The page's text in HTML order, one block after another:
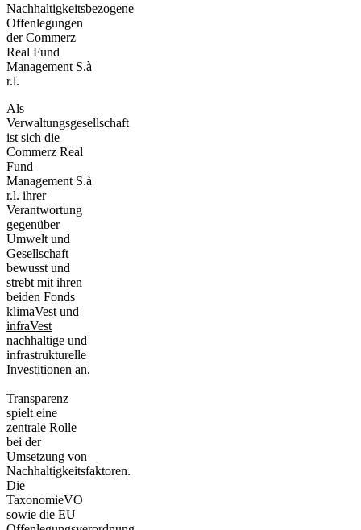
Nachhaltigkeitsbezogene
Offenlegungen
der Commerz
Real Fund
Management S.à
r.l.
Als
Verwaltungsgesellschaft
ist sich die
Commerz Real
Fund
Management S.à
r.l. ihrer
Verantwortung
gegenüber
Umwelt und
Gesellschaft
bewusst und
strebt mit ihren
beiden Fonds
klimaVest und
infraVest
nachhaltige und
infrastrukturelle
Investitionen an.
Transparenz
spielt eine
zentrale Rolle
bei der
Umsetzung von
Nachhaltigkeitsfaktoren.
Die
TaxonomieVO
sowie die EU